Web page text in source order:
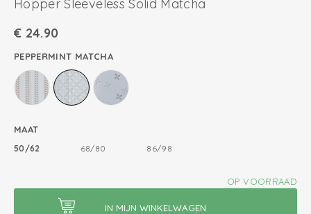
Hopper Sleeveless Solid Matcha
€ 24.90
PEPPERMINT MATCHA
MAAT
50/62 68/80 86/98
OP VOORRAAD